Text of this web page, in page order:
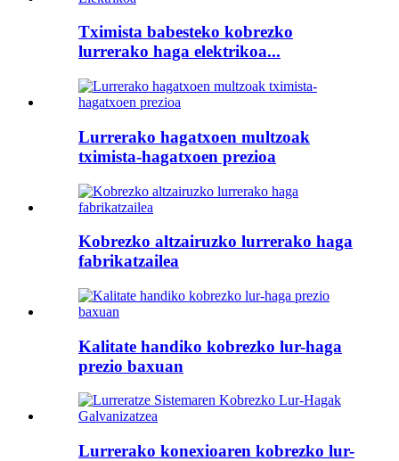
Tximista babesteko kobrezko
lurrerako haga elektrikoa...
Lurrerako hagatxoen multzoak
tximista-hagatxoen prezioa
Kobrezko altzairuzko lurrerako haga
fabrikatzailea
Kalitate handiko kobrezko lur-haga
prezio baxuan
Lurrerako konexioaren kobrezko lur-